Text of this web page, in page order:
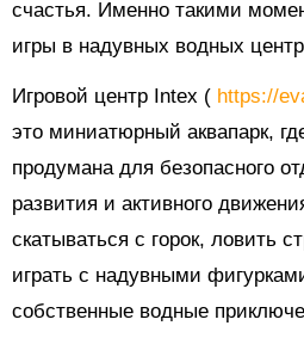
счастья. Именно такими
игры в надувных водных
Игровой центр Intex ( https://
это миниатюрный аквапарк,
продумана для безопасного
развития и активного
скатываться с горок, ловить
играть с надувными
собственные водные